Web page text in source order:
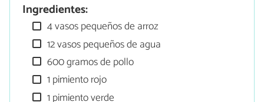
Ingredientes:
4 vasos pequeños de arroz
12 vasos pequeños de agua
600 gramos de pollo
1 pimiento rojo
1 pimiento verde